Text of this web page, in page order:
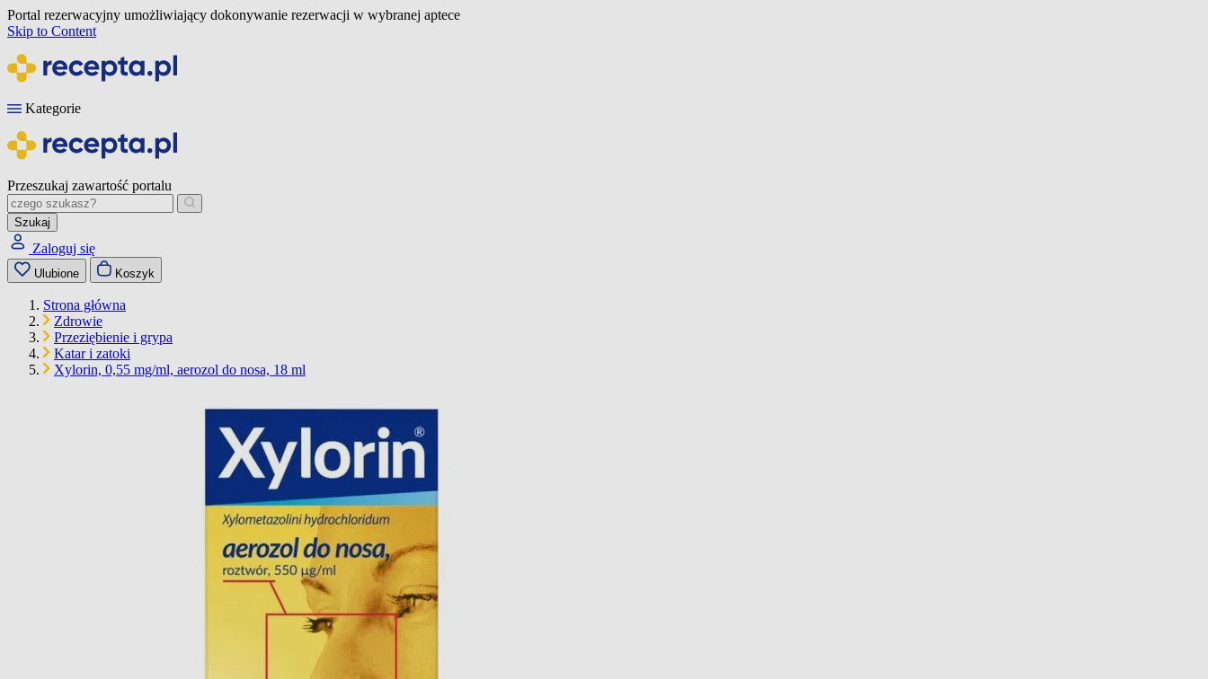
Portal rezerwacyjny umożliwiający dokonywanie rezerwacji w wybranej aptece
Skip to Content
Kategorie
Przeszukaj zawartość portalu
Szukaj
Zaloguj się
Ulubione Koszyk
Strona główna
Zdrowie
Przeziębienie i grypa
Katar i zatoki
Xylorin, 0,55 mg/ml, aerozol do nosa, 18 ml